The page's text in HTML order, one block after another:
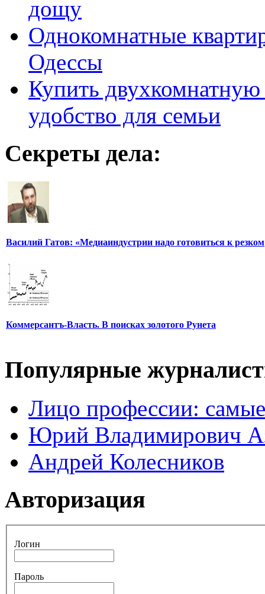
дощу
Однокомнатные
Одессы
Купить
удобство для семьи
Секреты дела:
Василий Гатов: «Медиаиндустрии надо готовиться к резком
Коммерсантъ-Власть. В поисках золотого Рунета
Популярные
Лицо профессии:
Юрий Владимирович
Андрей Колесников
Авторизация
Логин
Пароль